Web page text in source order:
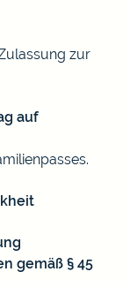
zur
auf
gemäß § 45